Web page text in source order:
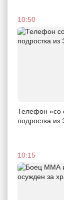
10:50
Телефон «со
подростка из
10:15